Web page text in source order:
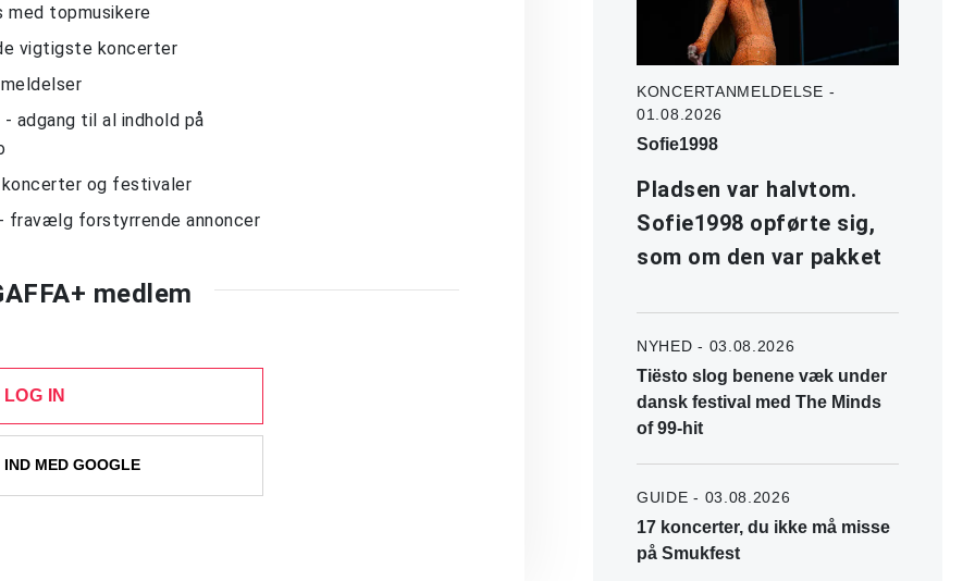
med topmusikere
vigtigste koncerter
adgang til al indhold på
og festivaler
fravælg forstyrrende annoncer
medlem
LOG IN
MED GOOGLE
KONCERTANMELDELSE -
01.08.2026
Sofie1998
Pladsen var halvtom.
Sofie1998 opførte sig,
som om den var pakket
NYHED - 03.08.2026
Tiësto slog benene væk under
dansk festival med The Minds
of 99-hit
GUIDE - 03.08.2026
17 koncerter, du ikke må misse
på Smukfest